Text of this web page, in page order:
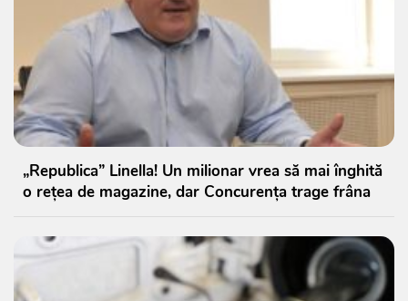
„Republica” Linella! Un milionar vrea să mai înghită
o rețea de magazine, dar Concurența trage frâna